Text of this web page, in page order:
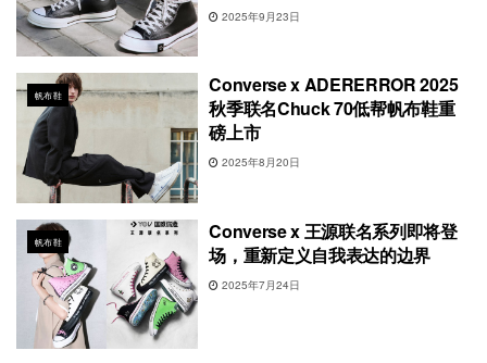
2025年9月23日
帆布鞋
Converse x ADERERROR 2025
秋季联名Chuck 70低帮帆布鞋重
磅上市
2025年8月20日
帆布鞋
Converse x 王源联名系列即将登
场，重新定义自我表达的边界
2025年7月24日